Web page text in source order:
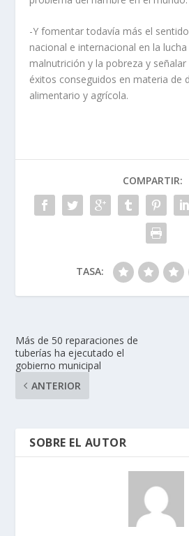
-Y fomentar todavía más el
nacional e internacional en la
malnutrición y la pobreza y
éxitos conseguidos en materia de
alimentario y agrícola.
COMPARTIR:
TASA:
Más de 50 reparaciones de
tuberías ha ejecutado el
gobierno municipal
ANTERIOR
SOBRE EL AUTOR